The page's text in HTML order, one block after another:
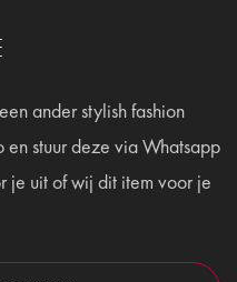
ander stylish fashion
stuur deze via Whatsapp
je uit of wij dit item voor je